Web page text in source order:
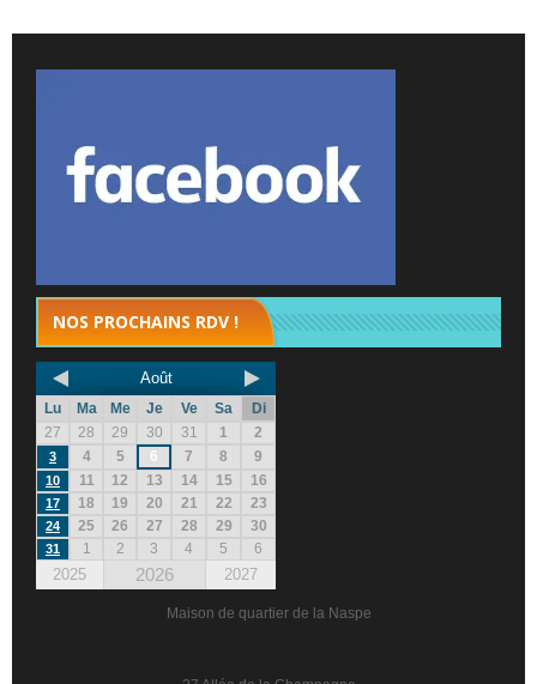
NOS PROCHAINS RDV !
Août
Lu Ma Me Je Ve Sa
Di
27
28 29 30 31 1 2
3 4 5 6 7 8 9
10 11 12 13 14 15 16
17 18 19 20 21 22 23
24 25 26 27 28 29 30
31 1 2 3 4 5 6
2025 2026 2027
Maison de quartier de la Naspe